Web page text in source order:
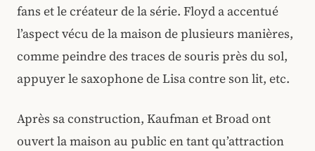
fans et le créateur de la série. Floyd a accentué
l’aspect vécu de la maison de plusieurs manières,
comme peindre des traces de souris près du sol,
appuyer le saxophone de Lisa contre son lit, etc.
Après sa construction, Kaufman et Broad ont
ouvert la maison au public en tant qu’attraction